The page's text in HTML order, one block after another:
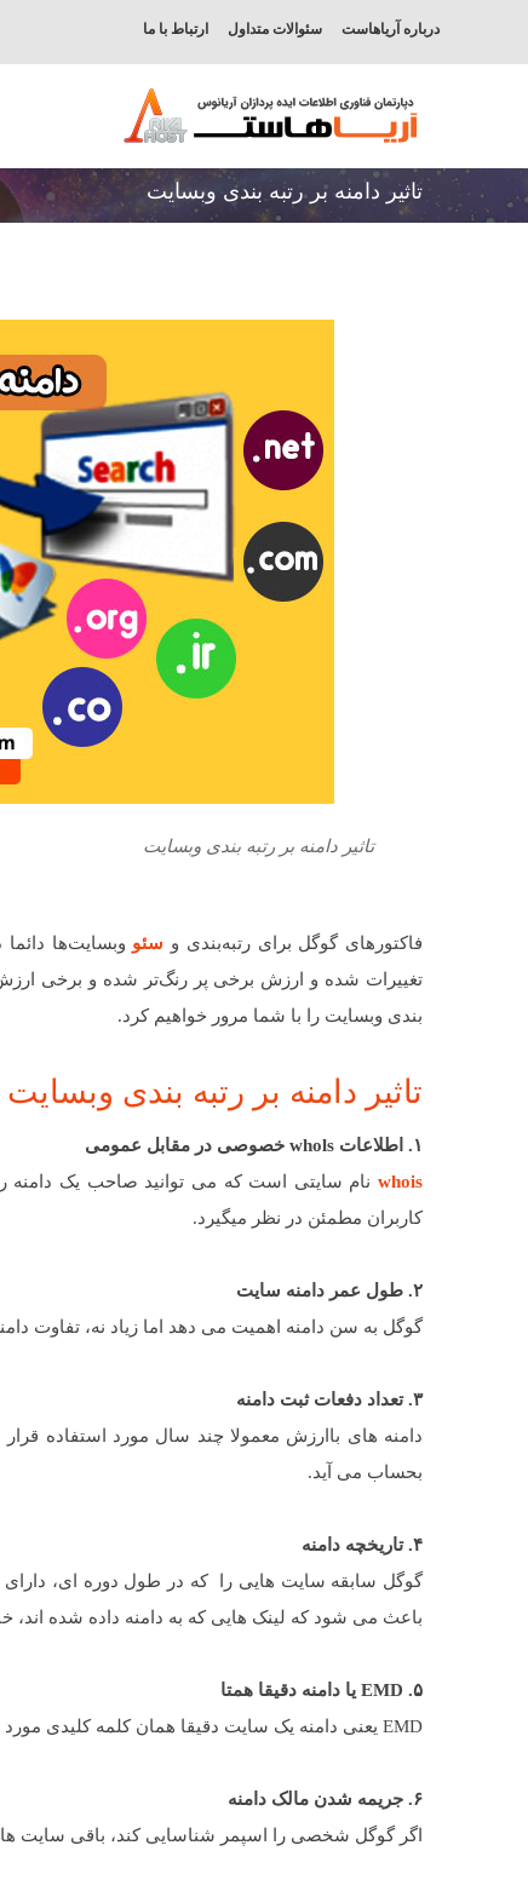
درباره آریاهاست سئوالات متداول ارتباط با ما
تاثیر دامنه بر رتبه بندی وبسایت
تاثیر دامنه بر رتبه بندی وبسایت
فاکتورهای گوگل برای رتبه‌بندی و سئو وبسایت‌ها
تغییرات شده و ارزش برخی پر رنگ‌تر شده و برخی ارزش‌
بندی وبسایت را با شما مرور خواهیم کرد.
تاثیر دامنه بر رتبه بندی
۱. اطلاعات whols خصوصی در مقابل عمومی
whois
کاربران مطمئن در نظر میگیرد.
۲. طول عمر دامنه سایت
گوگل به سن دامنه اهمیت می دهد اما زیاد نه، تفاوت
۳. تعداد دفعات ثبت دامنه
دامنه های باارزش معمولا چند سال مورد استفاده
بحساب می آید.
۴. تاریخچه دامنه
گوگل سابقه سایت هایی را که در طول دوره ای، دارای
باعث می شود که لینک هایی که به دامنه داده شده اند،
۵. EMD یا دامنه دقیقا همتا
EMD یعنی دامنه یک سایت دقیقا همان کلمه کلیدی مورد نظر آن باشد. اگر سایت کیفیت بالایی داشته باشد این امر می تواند مفید باشد.
۶. جریمه شدن مالک دامنه
اگر گوگل شخصی را اسپمر شناسایی کند، باقی سایت